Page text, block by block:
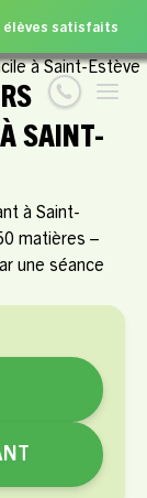
élèves satisfaits
SAINT-
à Saint-
matières –
une séance